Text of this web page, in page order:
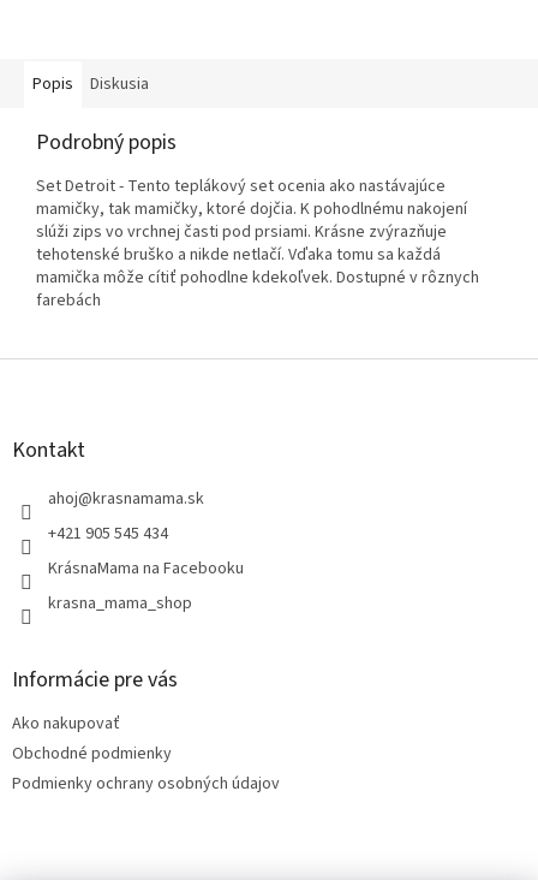
Popis Diskusia
Podrobný popis
Set Detroit - Tento teplákový set ocenia ako nastávajúce
mamičky, tak mamičky, ktoré dojčia. K pohodlnému nakojení
slúži zips vo vrchnej časti pod prsiami. Krásne zvýrazňuje
tehotenské bruško a nikde netlačí. Vďaka tomu sa každá
mamička môže cítiť pohodlne kdekoľvek. Dostupné v rôznych
farebách
Z
Kontakt
ahoj@krasnamama.sk
+421 905 545 434
KrásnaMama na Facebooku
krasna_mama_shop
Informácie pre vás
Ako nakupovať
Obchodné podmienky
Podmienky ochrany osobných údajov